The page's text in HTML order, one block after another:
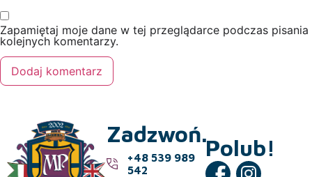
Zapamiętaj moje dane w tej przeglądarce podczas pisania
kolejnych komentarzy.
Zadzwoń.
+48 539 989
542
Polub!